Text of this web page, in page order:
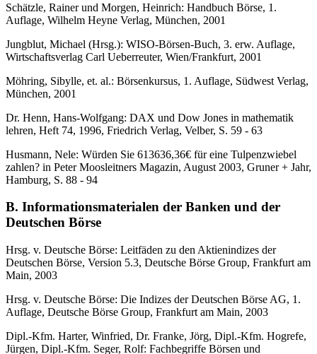
Schätzle, Rainer und Morgen, Heinrich: Handbuch Börse, 1.
Auflage, Wilhelm Heyne Verlag, München, 2001
Jungblut, Michael (Hrsg.): WISO-Börsen-Buch, 3. erw. Auflage,
Wirtschaftsverlag Carl Ueberreuter, Wien/Frankfurt, 2001
Möhring, Sibylle, et. al.: Börsenkursus, 1. Auflage, Südwest Verlag,
München, 2001
Dr. Henn, Hans-Wolfgang: DAX und Dow Jones in mathematik
lehren, Heft 74, 1996, Friedrich Verlag, Velber, S. 59 - 63
Husmann, Nele: Würden Sie 613636,36€ für eine Tulpenzwiebel
zahlen? in Peter Moosleitners Magazin, August 2003, Gruner + Jahr,
Hamburg, S. 88 - 94
B. Informationsmaterialen der Banken und der
Deutschen Börse
Hrsg. v. Deutsche Börse: Leitfäden zu den Aktienindizes der
Deutschen Börse, Version 5.3, Deutsche Börse Group, Frankfurt am
Main, 2003
Hrsg. v. Deutsche Börse: Die Indizes der Deutschen Börse AG, 1.
Auflage, Deutsche Börse Group, Frankfurt am Main, 2003
Dipl.-Kfm. Harter, Winfried, Dr. Franke, Jörg, Dipl.-Kfm. Hogrefe,
Jürgen, Dipl.-Kfm. Seger, Rolf: Fachbegriffe Börsen und